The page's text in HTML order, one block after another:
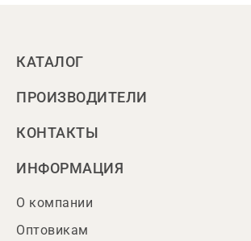
КАТАЛОГ
ПРОИЗВОДИТЕЛИ
КОНТАКТЫ
ИНФОРМАЦИЯ
О компании
Оптовикам